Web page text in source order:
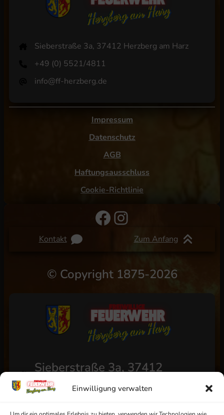
Einwilligung verwalten
Sieberstraße 3a, 37412 Herzberg am Harz
+49 (0) 5521/4811
info@ff-herzberg.de
Impressum
Datenschutz
AGB
Haftungsausschluss
Cookie-Richtlinie
Facebook
Instagram
Kontakt Zum Anfang
© Copyright 1875-2026
Sieberstraße 3a, 37412
Herzberg am Harz